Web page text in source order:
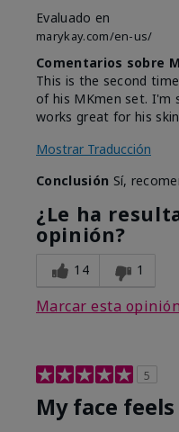
Evaluado en
marykay.com/en-us/
Comentarios sobre
This is the second
of his MKmen set. I'm
works great for his
Mostrar Traducción
Conclusión Sí,
¿Le ha
opinión?
14 1
Marcar esta opinión
5
My face